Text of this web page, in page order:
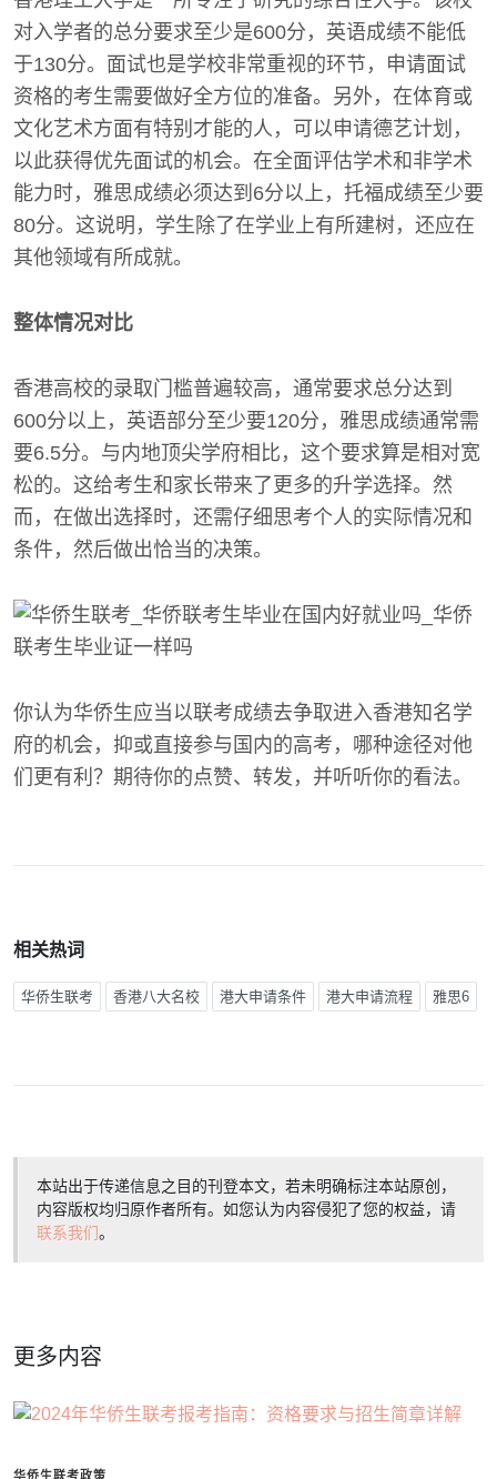
对入学者的总分要求至少是600分，英语成绩不能低
于130分。面试也是学校非常重视的环节，申请面试
资格的考生需要做好全方位的准备。另外，在体育或
文化艺术方面有特别才能的人，可以申请德艺计划，
以此获得优先面试的机会。在全面评估学术和非学术
能力时，雅思成绩必须达到6分以上，托福成绩至少要
80分。这说明，学生除了在学业上有所建树，还应在
其他领域有所成就。
整体情况对比
香港高校的录取门槛普遍较高，通常要求总分达到
600分以上，英语部分至少要120分，雅思成绩通常需
要6.5分。与内地顶尖学府相比，这个要求算是相对宽
松的。这给考生和家长带来了更多的升学选择。然
而，在做出选择时，还需仔细思考个人的实际情况和
条件，然后做出恰当的决策。
你认为华侨生应当以联考成绩去争取进入香港知名学
府的机会，抑或直接参与国内的高考，哪种途径对他
们更有利？期待你的点赞、转发，并听听你的看法。
相关热词
华侨生联考 香港八大名校 港大申请条件 港大申请流程 雅思6
本站出于传递信息之目的刊登本文，若未明确标注本站原创，
内容版权均归原作者所有。如您认为内容侵犯了您的权益，请
联系我们。
更多内容
华侨生联考政策